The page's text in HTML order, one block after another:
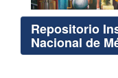
Repositorio
Nacional de